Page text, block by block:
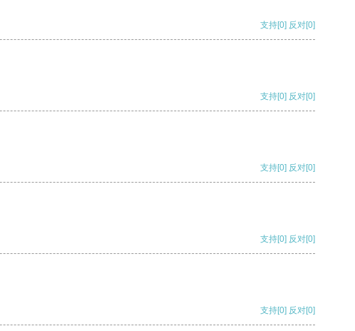
支持[0] 反对[0]
支持[0] 反对[0]
支持[0] 反对[0]
支持[0] 反对[0]
支持[0] 反对[0]